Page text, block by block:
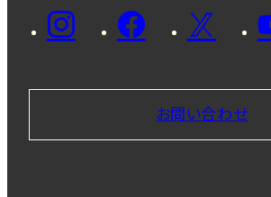
お問い合わせ